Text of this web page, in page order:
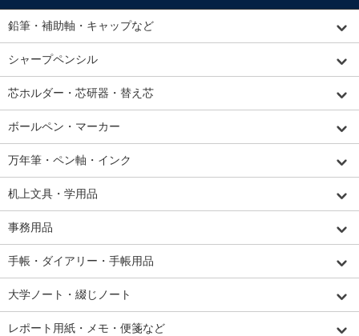
鉛筆・補助軸・キャップなど
シャープペンシル
芯ホルダー・芯研器・替え芯
ボールペン・マーカー
万年筆・ペン軸・インク
机上文具・学用品
事務用品
手帳・ダイアリー・手帳用品
大学ノート・綴じノート
レポート用紙・メモ・便箋など